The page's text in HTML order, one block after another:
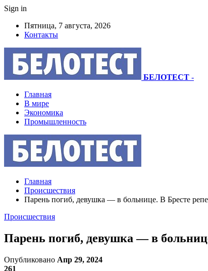
Sign in
Пятница, 7 августа, 2026
Контакты
БЕЛОТЕСТ -
Главная
В мире
Экономика
Промышленность
Главная
Происшествия
Парень погиб, девушка — в больнице. В Бресте
Происшествия
Парень погиб, девушка — в
Опубликовано Апр 29, 2024
261